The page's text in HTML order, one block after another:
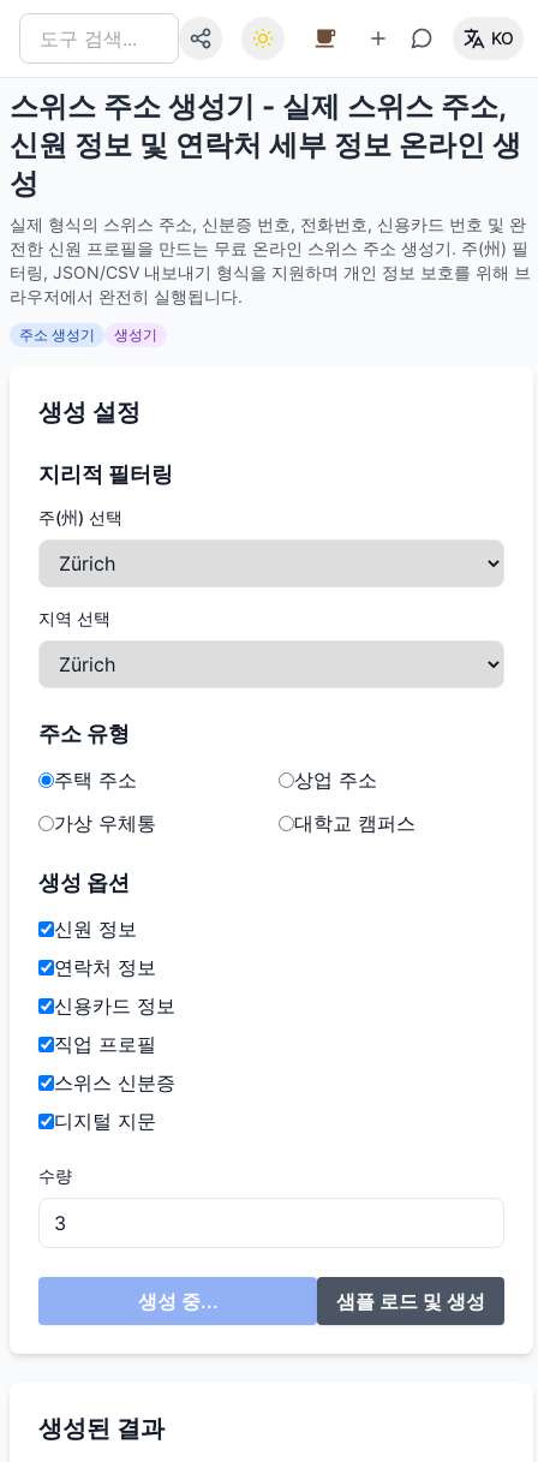
KO
스위스 주소 생성기 - 실제 스위스 주소,
신원 정보 및 연락처 세부 정보 온라인 생
성
실제 형식의 스위스 주소, 신분증 번호, 전화번호, 신용카드 번호 및 완
전한 신원 프로필을 만드는 무료 온라인 스위스 주소 생성기. 주(州) 필
터링, JSON/CSV 내보내기 형식을 지원하며 개인 정보 보호를 위해 브
라우저에서 완전히 실행됩니다.
주소 생성기 생성기
생성 설정
지리적 필터링
주(州) 선택
지역 선택
주소 유형
주택 주소
상업 주소
가상 우체통
대학교 캠퍼스
생성 옵션
신원 정보
연락처 정보
신용카드 정보
직업 프로필
스위스 신분증
디지털 지문
수량
생성 중... 샘플 로드 및 생성
생성된 결과